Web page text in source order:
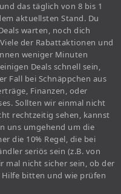
das täglich von 8 bis 1
aktuellsten Stand. Du
warten, noch dich
der Rabattaktionen und
weniger Minuten
Deals schnell sein,
Fall bei Schnäppchen aus
Finanzen, oder
Sollten wir einmal nicht
rechtzeitig sehen, kannst
uns umgehend um die
die 10% Regel, die bei
seriös sein (z.B. von
mal nicht sicher sein, ob der
bitten und wie prüfen